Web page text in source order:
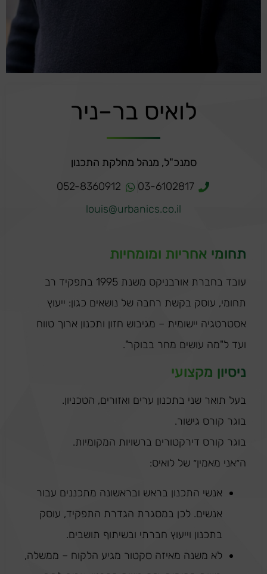
לואיס בר–ניר
סמנכ"ל, מנהל מחלקת התכנון
03-6102817
052-8360912
louis@urbanics.co.il
תחומי אחריות ומומחיות
עובד בחברת אורבניקס משנת 1995 בתפקיד רב
תחומי, עוסק בקשת רחבה של נושאים כגון: ייעוץ
אסטרטגיה יישומית – מגיבוש חזון ותכנון ארוך טווח
ועד ל"מה עושים מחר בבוקר".
ניסיון מקצועי
בעל תואר שני בתכנון ערים ואזורים, הטכניון.
בוגר קורס גישור.
בוגר קורס דירקטורים ברשויות המקומיות.
ה״אני מאמין״ של לואיס:
אנשי התכנון בראש ובראשונה מתכננים עבור
אנשים. לכן במסגרת הגדרת התפקיד, עוסק
בתכנון וייעוץ חברתי ובשיתוף תושבים.
לא משנה מאיזה סקטור מגיע הלקוח – ממשלה,